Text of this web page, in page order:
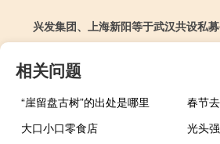
兴发集团、上海新阳等于武汉共设私
相关问题
“崖留盘古树”的出处是哪里
春节
大口小口零食店
光头